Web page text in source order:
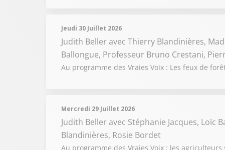
Jeudi 30 Juillet 2026
Judith Beller avec Thierry Blandinières,
Ballongue, Professeur Bruno Crestani,
Au programme des Vraies Voix : Les feux de
Mercredi 29 Juillet 2026
Judith Beller avec Stéphanie Jacques, Loïc
Blandinières, Rosie Bordet
Au programme des Vraies Voix : les